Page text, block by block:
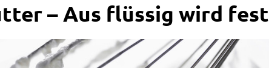
– Aus flüssig wird fest